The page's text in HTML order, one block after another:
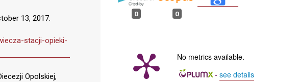
13, 2017.
stacji-opieki-
Opolskiej,
0 0
No metrics available.
- see details